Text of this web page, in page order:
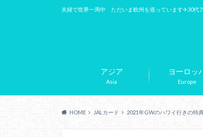
夫婦で世界一周中 ただいま欧州を巡っています✈︎30代
Asia
アジア
Europe
ヨーロッ
HOME JALカード 2021年GWのハワイ行きの特